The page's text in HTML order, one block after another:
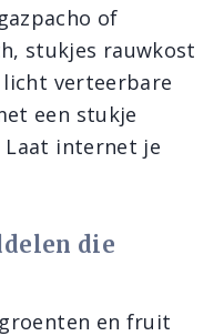
of
stukjes rauwkost
verteerbare
een stukje
Laat internet je
die
en fruit